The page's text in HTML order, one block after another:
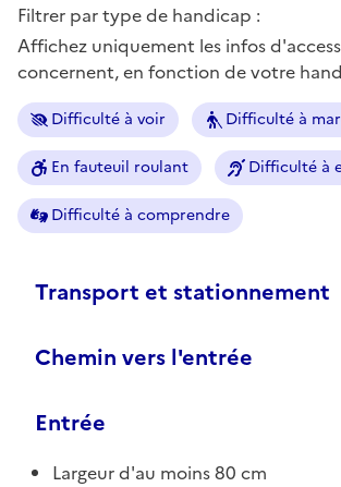
Filtrer par type de handicap :
Affichez uniquement les infos
concernent, en fonction de votre
Difficulté à voir Difficulté à
En fauteuil roulant Difficulté à
Difficulté à comprendre
Transport et stationnement
Chemin vers l'entrée
Entrée
Largeur d'au moins 80 cm